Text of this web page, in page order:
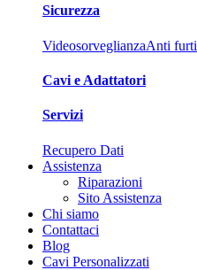
Sicurezza
VideosorveglianzaAnti furti
Cavi e Adattatori
Servizi
Recupero Dati
Assistenza
Riparazioni
Sito Assistenza
Chi siamo
Contattaci
Blog
Cavi Personalizzati